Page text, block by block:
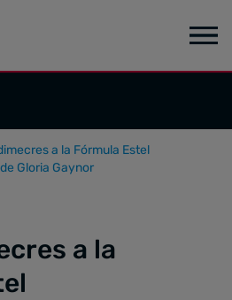
a la Fórmula Estel
Gloria Gaynor
a la